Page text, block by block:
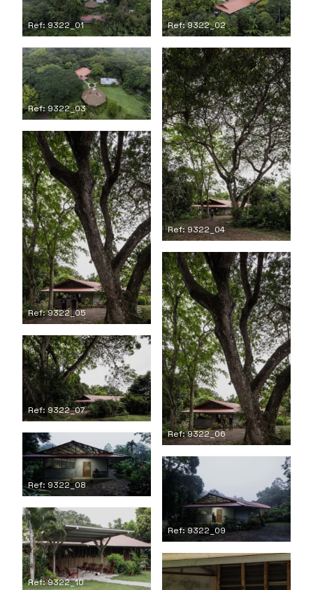
Ref: 9322_01 Ref: 9322_02
Ref: 9322_03
Ref: 9322_04
Ref: 9322_05
Ref: 9322_06
Ref: 9322_07
Ref: 9322_08
Ref: 9322_09
Ref: 9322_10